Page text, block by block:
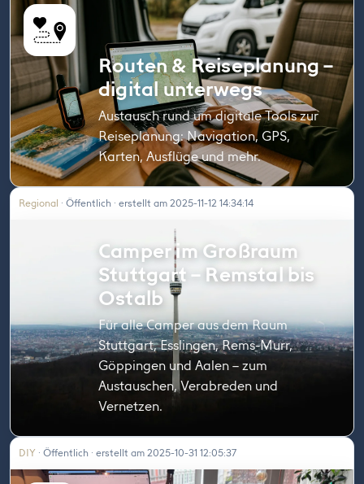
Routen & Reiseplanung –
digital unterwegs
Austausch rund um digitale Tools zur
Reiseplanung: Navigation, GPS,
Karten, Ausflüge und mehr.
Regional · Öffentlich · erstellt am 2025-11-12 14:34:14
Camper im Großraum
Stuttgart – Remstal bis
Ostalb
Für alle Camper aus dem Raum
Stuttgart, Esslingen, Rems-Murr,
Göppingen und Aalen – zum
Austauschen, Verabreden und
Vernetzen.
DIY · Öffentlich · erstellt am 2025-10-31 12:05:37